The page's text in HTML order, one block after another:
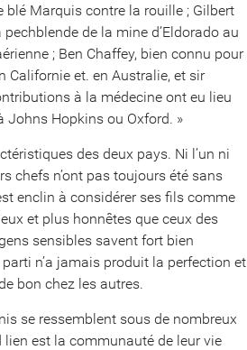
blé Marquis contre la rouille ; Gilbert
de la mine d’Eldorado au
; Ben Chaffey, bien connu pour
Californie et. en Australie, et sir
à la médecine ont eu lieu
Johns Hopkins ou Oxford. »
des deux pays. Ni l’un ni
chefs n’ont pas toujours été sans
enclin à considérer ses fils comme
et plus honnêtes que ceux des
sensibles savent fort bien
n’a jamais produit la perfection et
bon chez les autres.
se ressemblent sous de nombreux
est la communauté de leur vie